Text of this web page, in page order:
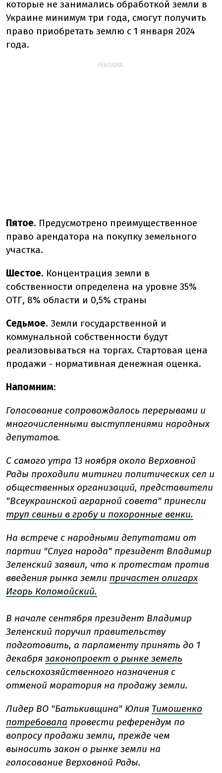
которые не занимались обработкой земли в
Украине минимум три года, смогут получить
право приобретать землю с 1 января 2024
года.
РЕКЛАМА:
Пятое. Предусмотрено преимущественное
право арендатора на покупку земельного
участка.
Шестое. Концентрация земли в
собственности определена на уровне 35%
ОТГ, 8% области и 0,5% страны
Седьмое. Земли государственной и
коммунальной собственности будут
реализовываться на торгах. Стартовая цена
продажи - нормативная денежная оценка.
Напомним:
Голосование сопровождалось перерывами и
многочисленными выступлениями народных
депутатов.
С самого утра 13 ноября около Верховной
Рады проходили митинги политических сел и
общественных организаций, представители
"Всеукраинской аграрной совета" принесли
труп свиньи в гробу и похоронные венки.
На встрече с народными депутатами от
партии "Слуга народа" президент Владимир
Зеленский заявил, что к протестам против
введения рынка земли причастен олигарх
Игорь Коломойский.
В начале сентября президент Владимир
Зеленский поручил правительству
подготовить, а парламенту принять до 1
декабря законопроект о рынке земель
сельскохозяйственного назначения с
отменой моратория на продажу земли.
Лидер ВО "Батькивщина" Юлия Тимошенко
потребовала провести референдум по
вопросу продажи земли, прежде чем
выносить закон о рынке земли на
голосование Верховной Рады.